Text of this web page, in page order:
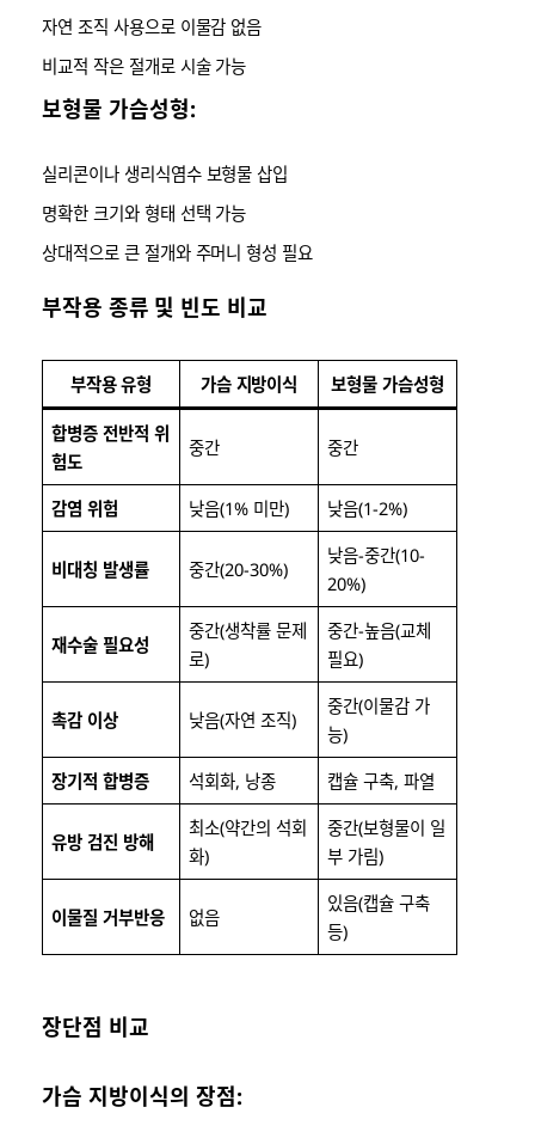
자연 조직 사용으로 이물감 없음
비교적 작은 절개로 시술 가능
보형물 가슴성형:
실리콘이나 생리식염수 보형물 삽입
명확한 크기와 형태 선택 가능
상대적으로 큰 절개와 주머니 형성 필요
부작용 종류 및 빈도 비교
부작용 유형 가슴 지방이식 보형물 가슴성형
합병증 전반적 위
험도
중간 중간
감염 위험 낮음(1% 미만) 낮음(1-2%)
비대칭 발생률 중간(20-30%)
낮음-중간(10-
20%)
재수술 필요성
중간(생착률 문제
로)
중간-높음(교체
필요)
촉감 이상 낮음(자연 조직)
중간(이물감 가
능)
장기적 합병증
석회화, 낭종 캡슐 구축, 파열
유방 검진 방해
최소(약간의 석회
화)
중간(보형물이 일
부 가림)
이물질 거부반응 없음
있음(캡슐 구축
등)
장단점 비교
가슴 지방이식의 장점: